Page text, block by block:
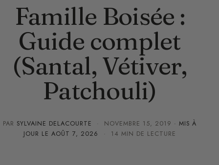
Famille Boisée :
Guide complet
(Santal, Vétiver,
Patchouli)
PAR SYLVAINE DELACOURTE · NOVEMBRE 15, 2019 · MIS À
JOUR LEAOÛT 7, 2026 · 14 MIN DE LECTURE